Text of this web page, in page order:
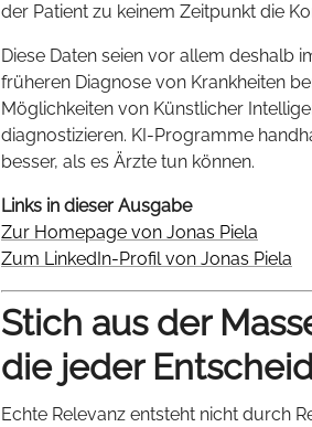
der Patient zu keinem Zeitpunkt die
Diese Daten seien vor allem deshalb
früheren Diagnose von Krankheiten
Möglichkeiten von Künstlicher
diagnostizieren. KI-Programme
besser, als es Ärzte tun können.
Links in dieser Ausgabe
Zur Homepage von Jonas Piela
Zum LinkedIn-Profil von Jonas Piela
Stich aus der
die jeder
Echte Relevanz entsteht nicht durch